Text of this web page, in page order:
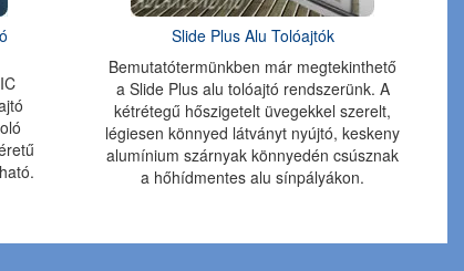
Slide Plus Alu Tolóajtók
Bemutatótermünkben már megtekinthető
a Slide Plus alu tolóajtó rendszerünk. A
kétrétegű hőszigetelt üvegekkel szerelt,
légiesen könnyed látványt nyújtó, keskeny
alumínium szárnyak könnyedén csúsznak
a hőhídmentes alu sínpályákon.